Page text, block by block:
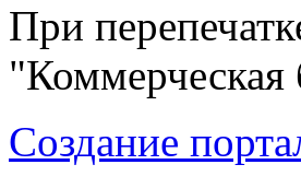
При
"Коммерческая
Создание